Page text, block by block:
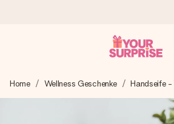
Wir bereiten dein Geschenk sorgfältig
blitzschnell – damit du es genau zum
überreichen kannst, wenn es am
Home Wellness Geschenke Handseife